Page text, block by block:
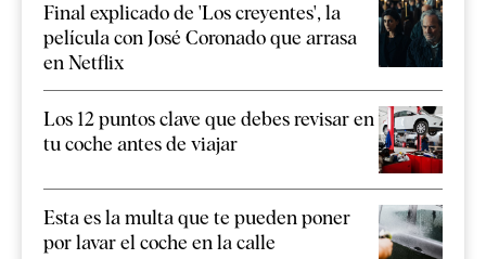
Final explicado de 'Los creyentes', la
película con José Coronado que arrasa
en Netflix
Los 12 puntos clave que debes revisar en
tu coche antes de viajar
Esta es la multa que te pueden poner
por lavar el coche en la calle